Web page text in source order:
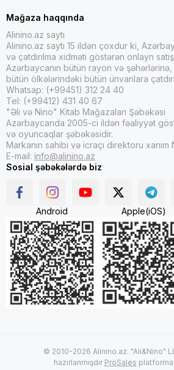
Mağaza haqqında
Alinino.az saytı
Alinino.az saytı 15 ildən çoxdur ki,
və çatdırılma xidməti göstərən onlayn satış
Azərbaycanın bütün rayon və şəhərlərinə,
bütün ölkələrindəki bütün ünvanlara
Whatsap: (+99451) 312 24 40
Tel: (+99412) 431 40 67
"Əli və Nino" Kitab Mağazaları Şəbəkəsi
Azərbaycanda 2005-ci ildən fəaliyyət
və oyuncaqlar şəbəkəsidir.
Markanın sahibi və icraçı direktoru xanım
E-mail: info@alinino.az
Sosial şəbəkələrdə biz
Android Apple(iOS)
© 2010-2026 Alinino.az. "Ali&Nino"
hazırlanmışdır ProSales platforma